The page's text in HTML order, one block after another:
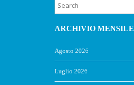
ARCHIVIO MENSILE
Agosto 2026
Luglio 2026